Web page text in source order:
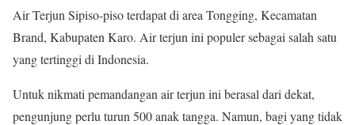
Air Terjun Sipiso-piso terdapat di area Tongging, Kecamatan
Brand, Kabupaten Karo. Air terjun ini populer sebagai salah satu
yang tertinggi di Indonesia.
Untuk nikmati pemandangan air terjun ini berasal dari dekat,
pengunjung perlu turun 500 anak tangga. Namun, bagi yang tidak